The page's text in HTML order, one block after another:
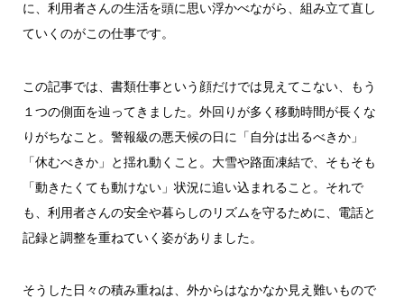
に、利用者さんの生活を頭に思い浮かべながら、組み立て直し
ていくのがこの仕事です。
この記事では、書類仕事という顔だけでは見えてこない、もう
１つの側面を辿ってきました。外回りが多く移動時間が長くな
りがちなこと。警報級の悪天候の日に「自分は出るべきか」
「休むべきか」と揺れ動くこと。大雪や路面凍結で、そもそも
「動きたくても動けない」状況に追い込まれること。それで
も、利用者さんの安全や暮らしのリズムを守るために、電話と
記録と調整を重ねていく姿がありました。
そうした日々の積み重ねは、外からはなかなか見え難いもので